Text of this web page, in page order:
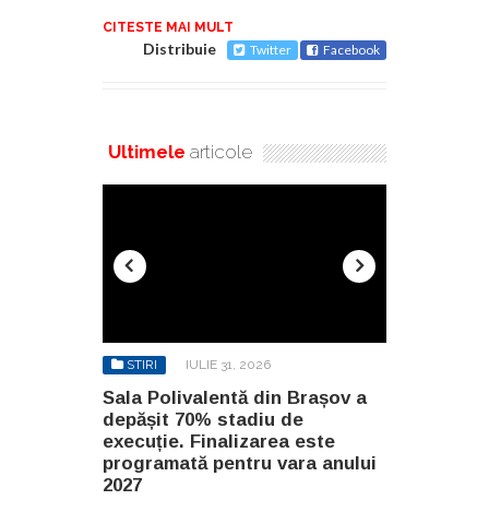
CITESTE MAI MULT
Distribuie Twitter Facebook
Ultimele articole
STIRI IULIE 31, 2026
Sala Polivalentă din Brașov a
depășit 70% stadiu de
execuție. Finalizarea este
programată pentru vara anului
2027